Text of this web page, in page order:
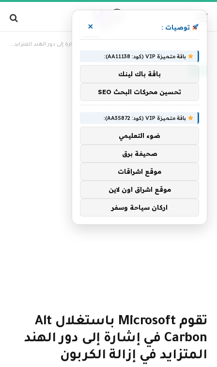
تقوم Microsoft باستغلال Alt
Carbon في إشارة إلى دور الهند
المتزايد في إزالة الكربون
توصيات : ×
باقة متميزة VIP (كود: AA11138):
باقة باك لينك
تحسين محركات البحث SEO
باقة متميزة VIP (كود: AA35872):
ضوء التعليمي
صحيفة برق
موقع اشراقات
موقع اشراق اون لاين
اركان سياحة وسفر